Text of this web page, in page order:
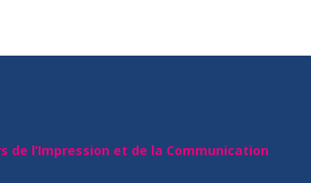
de l’Impression et de la Communication